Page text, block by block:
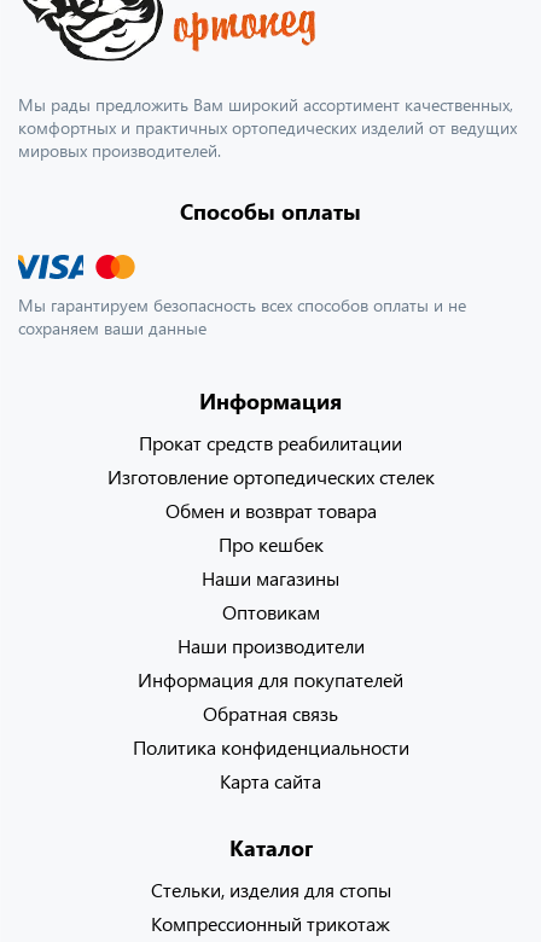
Мы рады предложить Вам широкий ассортимент качественных,
комфортных и практичных ортопедических изделий от ведущих
мировых производителей.
Способы оплаты
Мы гарантируем безопасность всех способов оплаты и не
сохраняем ваши данные
Информация
Прокат средств реабилитации
Изготовление ортопедических стелек
Обмен и возврат товара
Про кешбек
Наши магазины
Оптовикам
Наши производители
Информация для покупателей
Обратная связь
Политика конфиденциальности
Карта сайта
Каталог
Стельки, изделия для стопы
Компрессионный трикотаж